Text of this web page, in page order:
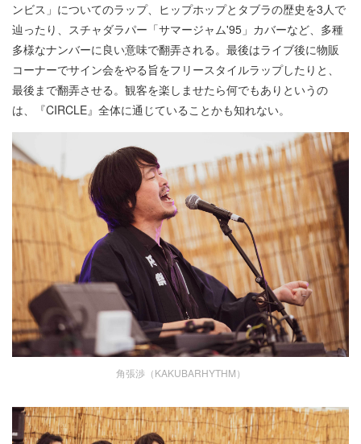
ンビス」についてのラップ、ヒップホップとタブラの歴史を3人で
辿ったり、スチャダラパー「サマージャム'95」カバーなど、多種
多様なナンバーに良い意味で翻弄される。最後はライブ後に物販
コーナーでサイン会をやる旨をフリースタイルラップしたりと、
最後まで翻弄させる。観客を楽しませたら何でもありというの
は、『CIRCLE』全体に通じていることかも知れない。
角張渉（KAKUBARHYTHM）